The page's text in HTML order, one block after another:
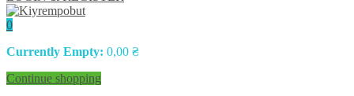
0
Currently Empty: 0,00 ₴
Continue shopping